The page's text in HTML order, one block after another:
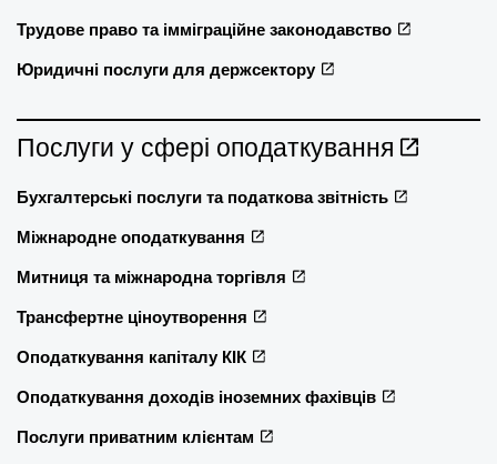
Трудове право та імміграційне законодавство
Юридичні послуги для держсектору
Послуги у сфері оподаткування
Бухгалтерські послуги та податкова звітність
Міжнародне оподаткування
Митниця та міжнародна торгівля
Трансфертне ціноутворення
Оподаткування капіталу КІК
Оподаткування доходів іноземних фахівців
Послуги приватним клієнтам